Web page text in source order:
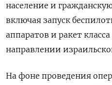
население и
включая запуск
аппаратов и ракет
направлении
На фоне проведения